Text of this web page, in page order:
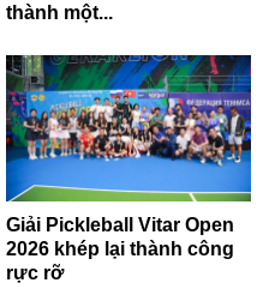
thành một...
Giải Pickleball Vitar Open
2026 khép lại thành công
rực rỡ